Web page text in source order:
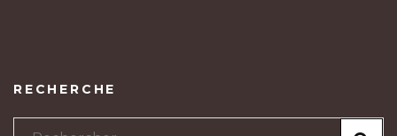
RECHERCHE